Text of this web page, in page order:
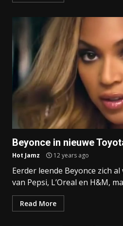
Beyonce in nieuwe
Hot Jamz 12 years ago
Eerder leende Beyonce zich
van Pepsi, L’Oreal en H&M,
Read More